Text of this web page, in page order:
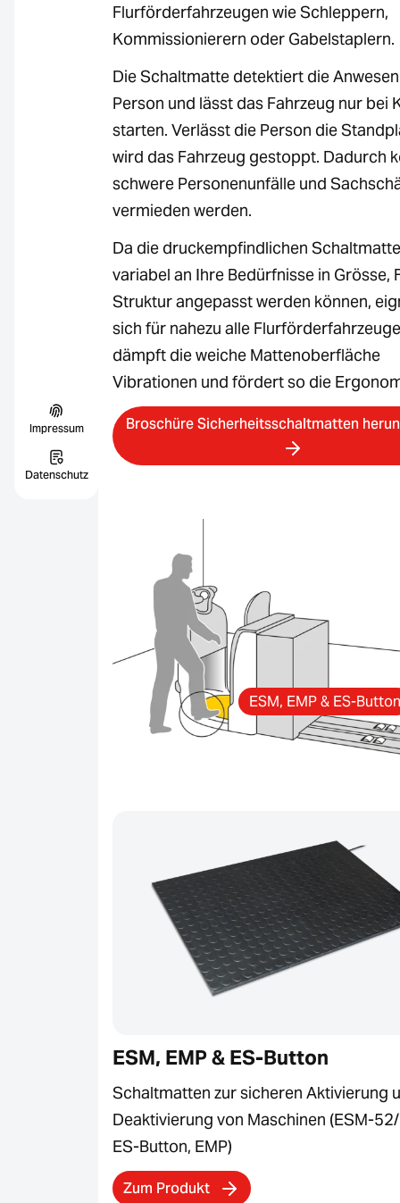
Impressum
Datenschutz
Flurförderfahrzeugen wie Schleppern,
Kommissionierern oder Gabelstaplern.
Die Schaltmatte detektiert die
Person und lässt das Fahrzeug nur bei
starten. Verlässt die Person die
wird das Fahrzeug gestoppt. Dadurch
schwere Personenunfälle und
vermieden werden.
Da die druckempfindlichen
variabel an Ihre Bedürfnisse in Grösse,
Struktur angepasst werden können,
sich für nahezu alle
dämpft die weiche Mattenoberfläche
Vibrationen und fördert so die
Broschüre Sicherheitsschaltmatten
ESM, EMP & ES-Button
ESM, EMP & ES-Button
Schaltmatten zur sicheren Aktivierung
Deaktivierung von Maschinen (ESM-
ES-Button, EMP)
Zum Produkt